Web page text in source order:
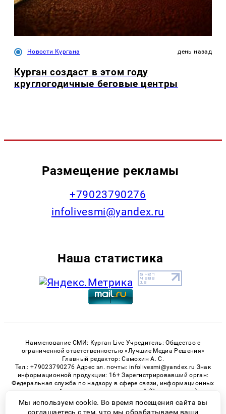
Новости Кургана день назад
Курган создаст в этом году
круглогодичные беговые центры
Размещение рекламы
+79023790276
infolivesmi@yandex.ru
Наша статистика
Наименование СМИ: Курган Live Учредитель: Общество с
ограниченной ответственностью «Лучшие Медиа Решения»
Главный редактор: Самохин А. С.
Тел.: +79023790276 Адрес эл. почты: infolivesmi@yandex.ru Знак
информационной продукции: 16+ Зарегистрировавший орган:
Федеральная служба по надзору в сфере связи, информационных
технологий и массовых коммуникаций (Роскомнадзор)
Регистрационный номер СМИ ЭЛ № ФС 77 - 82535 от 21.01.2022
Мы используем cookie. Во время посещения сайта вы
соглашаетесь с тем, что мы обрабатываем ваши